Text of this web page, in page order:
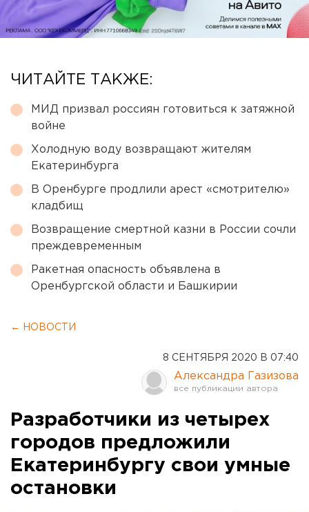
ЧИТАЙТЕ ТАКЖЕ:
МИД призвал россиян готовиться к затяжной
войне
Холодную воду возвращают жителям
Екатеринбурга
В Оренбурге продлили арест «смотрителю»
кладбищ
Возвращение смертной казни в России сочли
преждевременным
Ракетная опасность объявлена в
Оренбургской области и Башкирии
← НОВОСТИ
8 СЕНТЯБРЯ 2020 В 07:40
Александра Газизова
Разработчики из четырех
городов предложили
Екатеринбургу свои умные
остановки